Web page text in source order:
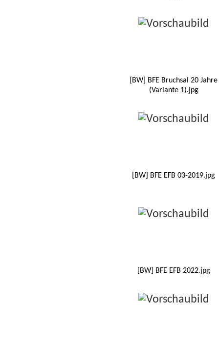
[BW] BFE Bruchsal 20 Jahre
(Variante 1).jpg
[BW] BFE EFB 03-2019.jpg
[BW] BFE EFB 2022.jpg